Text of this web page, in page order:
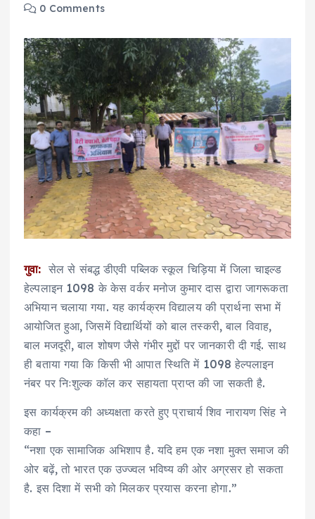
0 Comments
गुवा: सेल से संबद्ध डीएवी पब्लिक स्कूल चिड़िया में जिला चाइल्ड
हेल्पलाइन 1098 के केस वर्कर मनोज कुमार दास द्वारा जागरूकता
अभियान चलाया गया. यह कार्यक्रम विद्यालय की प्रार्थना सभा में
आयोजित हुआ, जिसमें विद्यार्थियों को बाल तस्करी, बाल विवाह,
बाल मजदूरी, बाल शोषण जैसे गंभीर मुद्दों पर जानकारी दी गई. साथ
ही बताया गया कि किसी भी आपात स्थिति में 1098 हेल्पलाइन
नंबर पर निःशुल्क कॉल कर सहायता प्राप्त की जा सकती है.
इस कार्यक्रम की अध्यक्षता करते हुए प्राचार्य शिव नारायण सिंह ने
कहा –
“नशा एक सामाजिक अभिशाप है. यदि हम एक नशा मुक्त समाज की
ओर बढ़ें, तो भारत एक उज्ज्वल भविष्य की ओर अग्रसर हो सकता
है. इस दिशा में सभी को मिलकर प्रयास करना होगा.”